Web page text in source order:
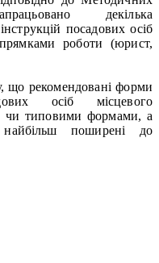
декілька
посадових осіб
роботи (юрист,
що рекомендовані форми
осіб місцевого
чи типовими формами, а
поширені до